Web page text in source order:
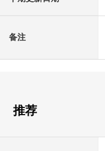
备注
推荐